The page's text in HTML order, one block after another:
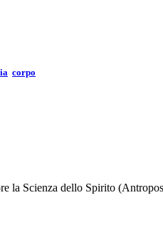
corpo
la Scienza dello Spirito